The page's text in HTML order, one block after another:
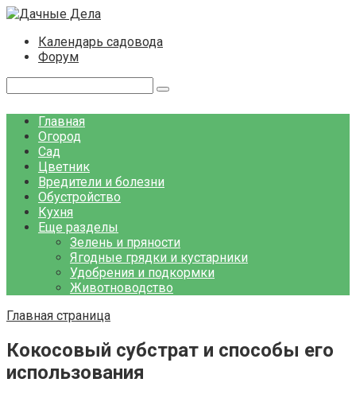
Перейти
контентуКалендарь садовода
Форум
Главная
Огород
Сад
Цветник
Вредители и болезни
Обустройство
Кухня
Еще разделы
Зелень и пряности
Ягодные грядки и кустарники
Удобрения и подкормки
Животноводство
Главная страница
Кокосовый субстрат и способы его
использования